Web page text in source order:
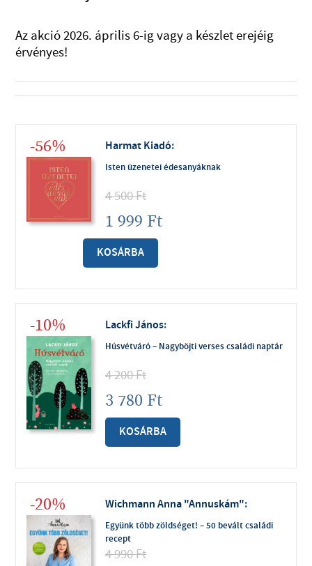
Az akció 2026. április 6-ig vagy a készlet erejéig
érvényes!
-56% Harmat Kiadó:
Isten üzenetei édesanyáknak
4 500Ft
1 999 Ft
KOSÁRBA
-10% Lackfi János:
Húsvétváró – Nagyböjti verses családi naptár
4 200Ft
3 780 Ft
KOSÁRBA
-20% Wichmann Anna "Annuskám":
Együnk több zöldséget! – 50 bevált családi
recept
4 990Ft